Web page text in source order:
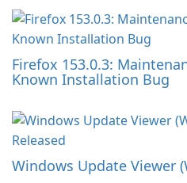
Firefox 153.0.3:
Known Installation Bug
Windows Update Viewer